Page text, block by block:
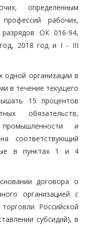
определенным
рабочих,
ОК 016-94,
2018 год и I - III
одной организации в
в течение текущего
15 процентов
обязательств,
промышленности и
соответствующий
в пунктах 1 и 4
договора о
организацией с
Российской
субсидий), в